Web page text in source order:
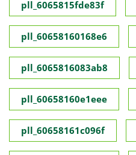
pll_6065815fde83f
pll_60658160168e6
pll_6065816083ab8
pll_60658160e1eee
pll_60658161c096f